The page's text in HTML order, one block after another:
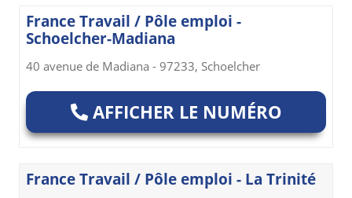
France Travail / Pôle emploi -
Schoelcher-Madiana
40 avenue de Madiana - 97233, Schoelcher
AFFICHER LE NUMÉRO
France Travail / Pôle emploi - La Trinité